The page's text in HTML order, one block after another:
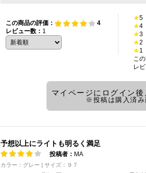
この商品の評価：
4
レビュー数： 1
★5
★4
★3
★2
★1
こ
レ
マイページにログイン
※投稿は購入済み
予想以上にライトも明るく満足
投稿者： MA
カラー：グレー | サイズ：９７